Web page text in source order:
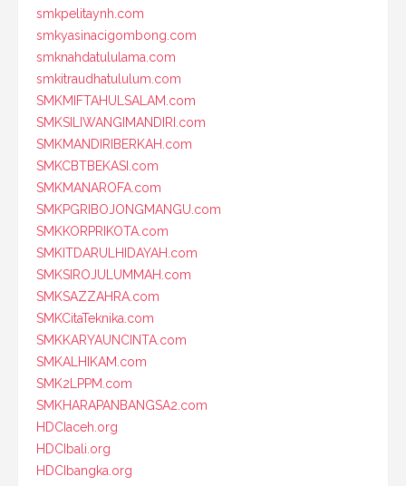
smkpelitaynh.com
smkyasinacigombong.com
smknahdatululama.com
smkitraudhatululum.com
SMKMIFTAHULSALAM.com
SMKSILIWANGIMANDIRI.com
SMKMANDIRIBERKAH.com
SMKCBTBEKASI.com
SMKMANAROFA.com
SMKPGRIBOJONGMANGU.com
SMKKORPRIKOTA.com
SMKITDARULHIDAYAH.com
SMKSIROJULUMMAH.com
SMKSAZZAHRA.com
SMKCitaTeknika.com
SMKKARYAUNCINTA.com
SMKALHIKAM.com
SMK2LPPM.com
SMKHARAPANBANGSA2.com
HDCIaceh.org
HDCIbali.org
HDCIbangka.org